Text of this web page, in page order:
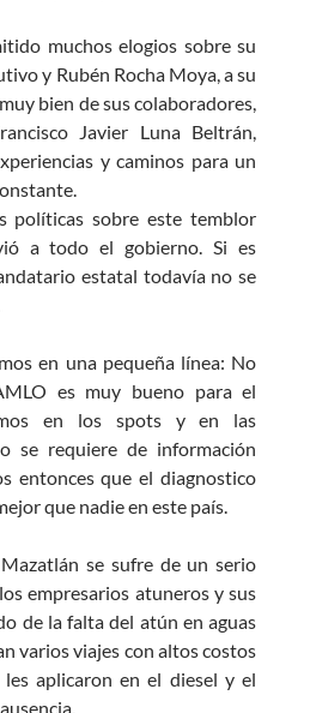
muchos elogios sobre su
y Rubén Rocha Moya, a su
bien de sus colaboradores,
Javier Luna Beltrán,
y caminos para un
políticas sobre este temblor
a todo el gobierno. Si es
estatal todavía no se
en una pequeña línea: No
es muy bueno para el
en los spots y en las
se requiere de información
entonces que el diagnostico
que nadie en este país.
se sufre de un serio
empresarios atuneros y sus
de la falta del atún en aguas
varios viajes con altos costos
aplicaron en el diesel y el